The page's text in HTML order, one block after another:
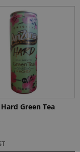
Green Tea